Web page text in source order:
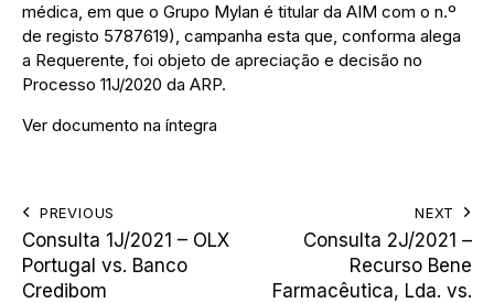
médica, em que o Grupo Mylan é titular da AIM com o n.º
de registo 5787619), campanha esta que, conforma alega
a Requerente, foi objeto de apreciação e decisão no
Processo 11J/2020 da ARP.
Ver documento na íntegra
PREVIOUS
Consulta 1J/2021 – OLX
Portugal vs. Banco
Credibom
NEXT
Consulta 2J/2021 –
Recurso Bene
Farmacêutica, Lda. vs.